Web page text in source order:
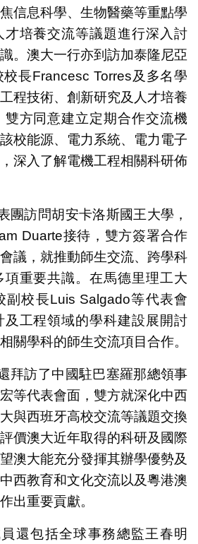
信息科學、生物醫藥等重點學
才培養交流等議題進行深入討
。澳大一行亦到訪加泰隆尼亞
長Francesc Torres及多名學
程技術、創新研究及人才培養
方同意建立定期合作交流機
校能源、電力系統、電力電子
深入了解電機工程相關科研佈
團訪問胡安卡洛斯國王大學，
Duarte接待，雙方簽署合作
議，就推動師生交流、跨學科
重要共識。在馬德里理工大
副校長Luis Salgado等代表會
及工程領域的學科建設展開討
關學科的師生交流項目合作。
拜訪了中國駐巴塞羅那總領事
等代表會面，雙方就深化中西
與西班牙高校交流等議題交換
價澳大近年取得的科研及國際
澳大能充分發揮其辦學優勢及
西教育和文化交流以及粵港澳
出重要貢獻。
還包括全球事務總監王春明